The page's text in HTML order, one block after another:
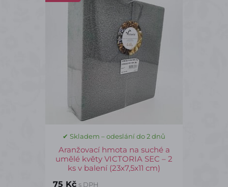
✔ Skladem – odeslání do 2 dnů
Aranžovací hmota na suché a
umělé květy VICTORIA SEC – 2
ks v balení (23x7,5x11 cm)
75 Kč s DPH